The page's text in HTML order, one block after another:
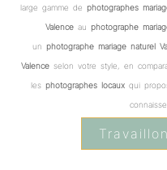
large gamme de photographes
Valence au photographe
un photographe mariage naturel
Valence selon votre style, en
les photographes locaux qui